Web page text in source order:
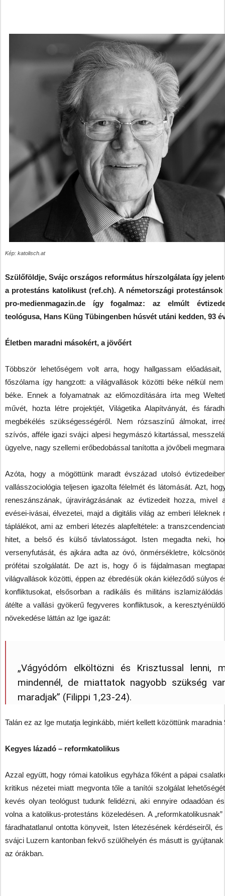
Kép: katolisch.at
Szülőföldje, Svájc országos református hírszolgálata így
a protestáns katolikust (ref.ch). A németországi
pro-medienmagazin.de így fogalmaz: az elmúlt
teológusa, Hans Küng Tübingenben húsvét utáni kedden, 93
Életben maradni másokért, a jövőért
Többször lehetőségem volt arra, hogy hallgassam
főszólama így hangzott: a világvallások közötti béke nélkül
béke. Ennek a folyamatnak az előmozdítására írta meg
művét, hozta létre projektjét, Világetika Alapítványát, és
megbékélés szükségességéről. Nem rózsaszínű álmokat,
szívós, afféle igazi svájci alpesi hegymászó kitartással,
ügyelve, nagy szellemi erőbedobással tanította a jövőbeli
Azóta, hogy a mögöttünk maradt évszázad utolsó
vallásszociológia teljesen igazolta félelmét és látomását. Azt,
reneszánszának, újravirágzásának az évtizedeit hozza, mivel
evései-ivásai, élvezetei, majd a digitális világ az emberi léleknek
táplálékot, ami az emberi létezés alapfeltétele: a
hitet, a belső és külső távlatosságot. Isten megadta neki,
versenyfutását, és ajkára adta az óvó, önmérsékletre,
prófétai szolgálatát. De azt is, hogy ő is fájdalmasan
világvallások közötti, éppen az ébredésük okán kiéleződő súlyos
konfliktusokat, elsősorban a radikális és militáns
átélte a vallási gyökerű fegyveres konfliktusok, a
növekedése láttán az Ige igazát:
„Vágyódóm elköltözni és Krisztussal lenni,
mindennél, de miattatok nagyobb szükség
maradjak” (Filippi 1,23-24).
Talán ez az Ige mutatja leginkább, miért kellett közöttünk maradnia
Kegyes lázadó – reformkatolikus
Azzal együtt, hogy római katolikus egyháza főként a pápai
kritikus nézetei miatt megvonta tőle a tanítói szolgálat
kevés olyan teológust tudunk felidézni, aki ennyire odaadóan
volna a katolikus-protestáns közeledésen. A
fáradhatatlanul ontotta könyveit, Isten létezésének kérdéseiről,
svájci Luzern kantonban fekvő szülőhelyén és másutt is
az órákban.